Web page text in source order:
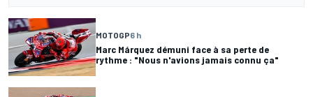
MOTOGP6 h
Marc Márquez démuni face à sa perte de
rythme : "Nous n'avions jamais connu ça"